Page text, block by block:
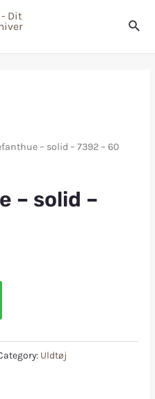
– solid – 7392 – 60
– solid –
Uldtøj